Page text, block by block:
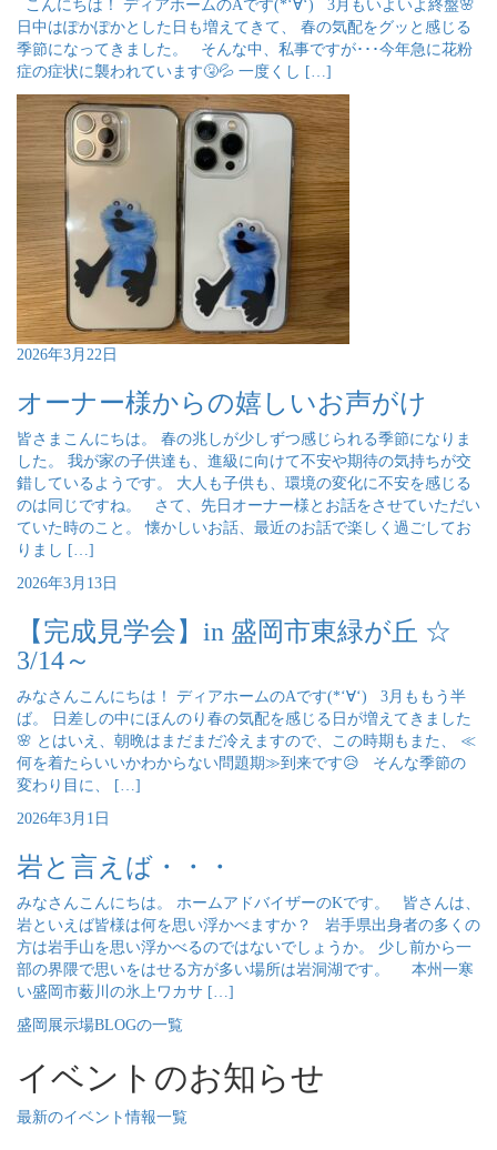
こんにちは！ ディアホームのAです(*‘∀‘) 3月もいよいよ終盤🌸
日中はぽかぽかとした日も増えてきて、 春の気配をグッと感じる
季節になってきました。 そんな中、私事ですが･･･今年急に花粉
症の症状に襲われています🤧💦 一度くし […]
2026年3月22日
オーナー様からの嬉しいお声がけ
皆さまこんにちは。 春の兆しが少しずつ感じられる季節になりま
した。 我が家の子供達も、進級に向けて不安や期待の気持ちが交
錯しているようです。 大人も子供も、環境の変化に不安を感じる
のは同じですね。 さて、先日オーナー様とお話をさせていただい
ていた時のこと。 懐かしいお話、最近のお話で楽しく過ごしてお
りまし […]
2026年3月13日
【完成見学会】in 盛岡市東緑が丘 ☆
3/14～
みなさんこんにちは！ ディアホームのAです(*‘∀‘) 3月ももう半
ば。 日差しの中にほんのり春の気配を感じる日が増えてきました
🌸 とはいえ、朝晩はまだまだ冷えますので、この時期もまた、 ≪
何を着たらいいかわからない問題期≫到来です😥 そんな季節の
変わり目に、 […]
2026年3月1日
岩と言えば・・・
みなさんこんにちは。 ホームアドバイザーのKです。 皆さんは、
岩といえば皆様は何を思い浮かべますか？ 岩手県出身者の多くの
方は岩手山を思い浮かべるのではないでしょうか。 少し前から一
部の界隈で思いをはせる方が多い場所は岩洞湖です。 本州一寒
い盛岡市薮川の氷上ワカサ […]
盛岡展示場BLOGの一覧
イベントのお知らせ
最新のイベント情報一覧